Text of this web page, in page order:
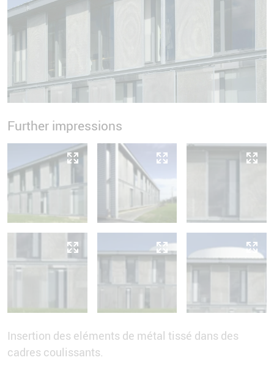
Further impressions
Insertion des eléments de métal tissé dans des
cadres coulissants.